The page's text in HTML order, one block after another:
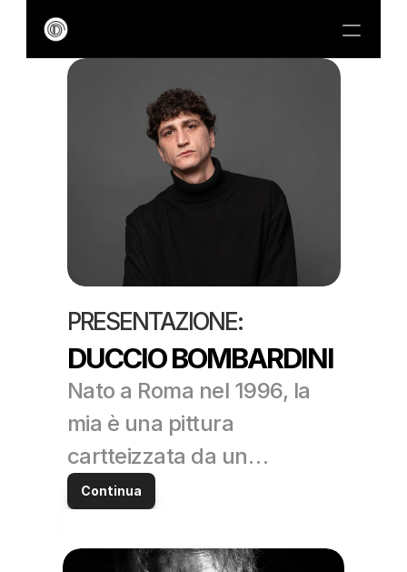
PRESENTAZIONE:
DUCCIO BOMBARDINI
Nato a Roma nel 1996, la
mia è una pittura
cartteizzata da un…
Continua
BIOGRAPHY
EXHIBITIONS
CONTACTS